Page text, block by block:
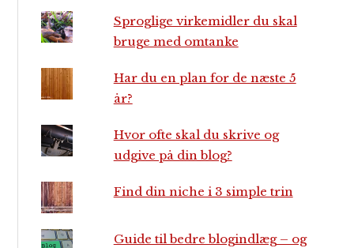
Sproglige virkemidler du skal
bruge med omtanke
Har du en plan for de næste 5
år?
Hvor ofte skal du skrive og
udgive på din blog?
Find din niche i 3 simple trin
Guide til bedre blogindlæg – og